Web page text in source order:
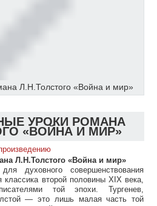
Л.Н.Толстого «Война и мир»
УРОКИ РОМАНА
«ВОЙНА И МИР»
Л.Н.Толстого «Война и мир»
духовного совершенствования
классика второй половины XIX века,
той эпохи. Тургенев,
— это лишь малая часть той